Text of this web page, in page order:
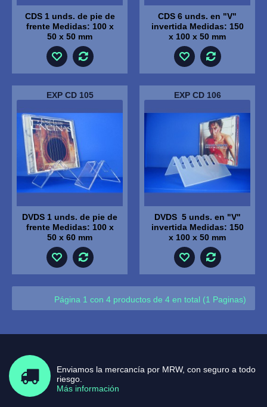
CDS 1 unds. de pie de
frente Medidas: 100 x
50 x 50 mm
CDS 6 unds. en "V"
invertida Medidas: 150
x 100 x 50 mm
EXP CD 105
DVDS 1 unds. de pie de
frente Medidas: 100 x
50 x 60 mm
EXP CD 106
DVDS 5 unds. en "V"
invertida Medidas: 150
x 100 x 50 mm
Página 1 con 4 productos de 4 en total (1 Paginas)
Enviamos la mercancía por MRW, con seguro a todo
riesgo.
Más información